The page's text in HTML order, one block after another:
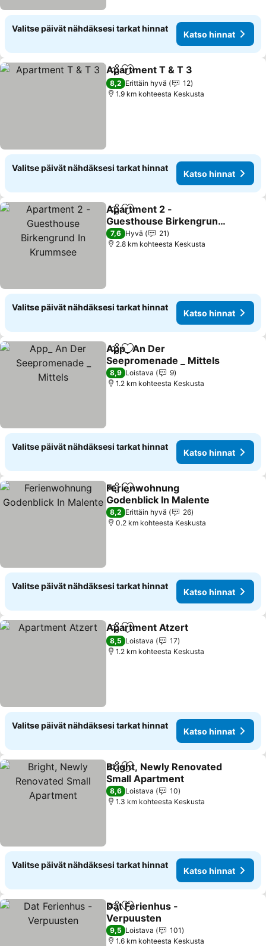
Valitse päivät nähdäksesi tarkat hinnat
Katso hinnat
Jaa Lisää suosikkeihin
Apartment T & T 3
8,2 Erittäin hyvä
12
1.9 km kohteesta Keskusta
Valitse päivät nähdäksesi tarkat hinnat
Katso hinnat
Jaa Lisää suosikkeihin
Apartment 2 -
Guesthouse Birkengrund
In Krummsee
Katso hinnat
7,6 Hyvä
21
2.8 km kohteesta Keskusta
Valitse päivät nähdäksesi tarkat hinnat
Katso hinnat
Jaa Lisää suosikkeihin
App_ An Der
Seepromenade _ Mittels
Katso hinnat
8,9 Loistava
9
1.2 km kohteesta Keskusta
Valitse päivät nähdäksesi tarkat hinnat
Katso hinnat
Jaa Lisää suosikkeihin
Ferienwohnung
Godenblick In Malente
Katso hinnat
8,2 Erittäin hyvä
26
0.2 km kohteesta Keskusta
Valitse päivät nähdäksesi tarkat hinnat
Katso hinnat
Jaa Lisää suosikkeihin
Apartment Atzert
8,5 Loistava
17
1.2 km kohteesta Keskusta
Valitse päivät nähdäksesi tarkat hinnat
Katso hinnat
Jaa Lisää suosikkeihin
Bright, Newly Renovated
Small Apartment
Katso hinnat
8,6 Loistava
10
1.3 km kohteesta Keskusta
Valitse päivät nähdäksesi tarkat hinnat
Katso hinnat
Jaa Lisää suosikkeihin
Dat Ferienhus -
Verpuusten
Katso hinnat
9,5 Loistava
101
1.6 km kohteesta Keskusta